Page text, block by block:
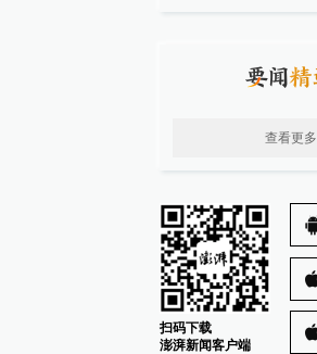
查看更多
扫码下载
澎湃新闻客户端